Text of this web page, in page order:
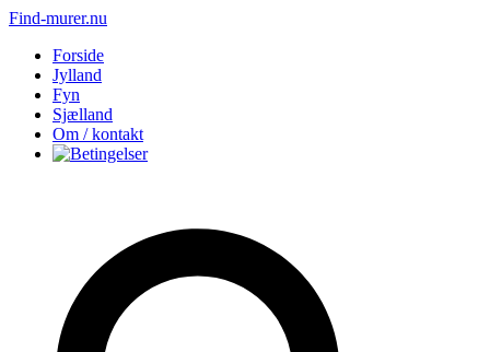
Find-murer.nu
Forside
Jylland
Fyn
Sjælland
Om / kontakt